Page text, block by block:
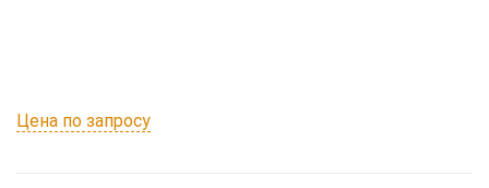
Цена по запросу